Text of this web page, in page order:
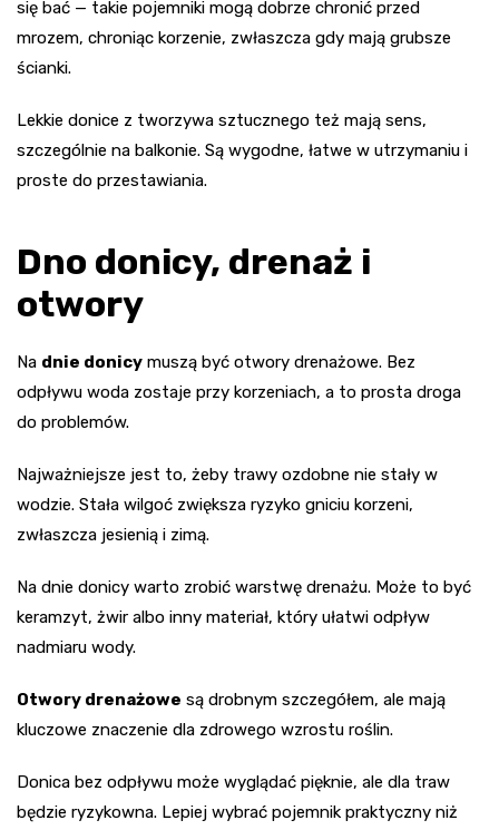
się bać — takie pojemniki mogą dobrze chronić przed
mrozem, chroniąc korzenie, zwłaszcza gdy mają grubsze
ścianki.
Lekkie donice z tworzywa sztucznego też mają sens,
szczególnie na balkonie. Są wygodne, łatwe w utrzymaniu i
proste do przestawiania.
Dno donicy, drenaż i
otwory
Na dnie donicy muszą być otwory drenażowe. Bez
odpływu woda zostaje przy korzeniach, a to prosta droga
do problemów.
Najważniejsze jest to, żeby trawy ozdobne nie stały w
wodzie. Stała wilgoć zwiększa ryzyko gniciu korzeni,
zwłaszcza jesienią i zimą.
Na dnie donicy warto zrobić warstwę drenażu. Może to być
keramzyt, żwir albo inny materiał, który ułatwi odpływ
nadmiaru wody.
Otwory drenażowe są drobnym szczegółem, ale mają
kluczowe znaczenie dla zdrowego wzrostu roślin.
Donica bez odpływu może wyglądać pięknie, ale dla traw
będzie ryzykowna. Lepiej wybrać pojemnik praktyczny niż